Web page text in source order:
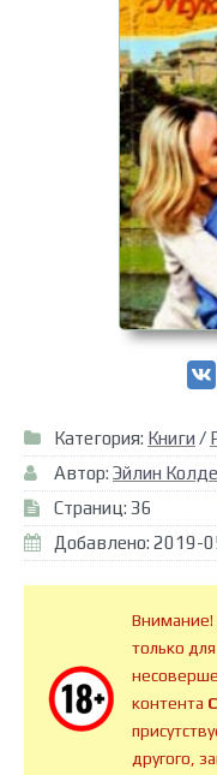
Категория: Книги /
Автор: Эйлин
Страниц: 36
Добавлено: 2019-
Внимание!
только
контента
другого,